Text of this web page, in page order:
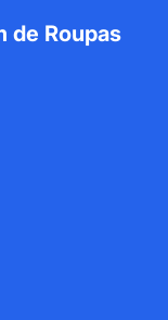
de Roupas